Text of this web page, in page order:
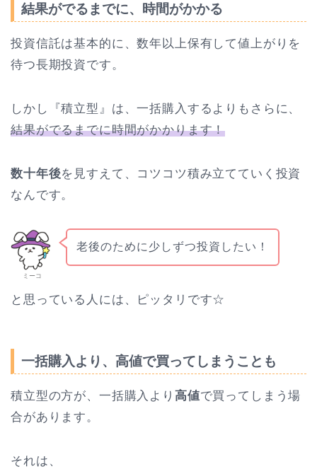
結果がでるまでに、時間がかかる
投資信託は基本的に、数年以上保有して値上がりを
待つ長期投資です。
しかし『積立型』は、一括購入するよりもさらに、
結果がでるまでに時間がかかります！
数十年後を見すえて、コツコツ積み立てていく投資
なんです。
ミーコ
老後のために少しずつ投資したい！
と思っている人には、ピッタリです☆
一括購入より、高値で買ってしまうことも
積立型の方が、一括購入より 高値で買ってしまう場
合があります。
それは、